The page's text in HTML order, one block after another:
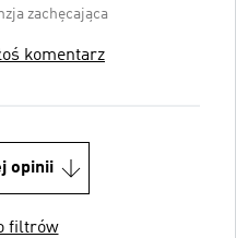
zachęcająca
komentarz
opinii
filtrów